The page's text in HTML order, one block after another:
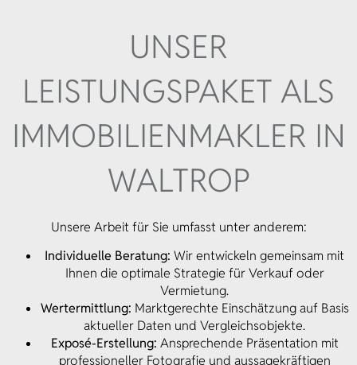
UNSER
LEISTUNGSPAKET ALS
IMMOBILIENMAKLER IN
WALTROP
Unsere Arbeit für Sie umfasst unter anderem:
Individuelle Beratung: Wir entwickeln gemeinsam mit
Ihnen die optimale Strategie für Verkauf oder
Vermietung.
Wertermittlung: Marktgerechte Einschätzung auf Basis
aktueller Daten und Vergleichsobjekte.
Exposé-Erstellung: Ansprechende Präsentation mit
professioneller Fotografie und aussagekräftigen